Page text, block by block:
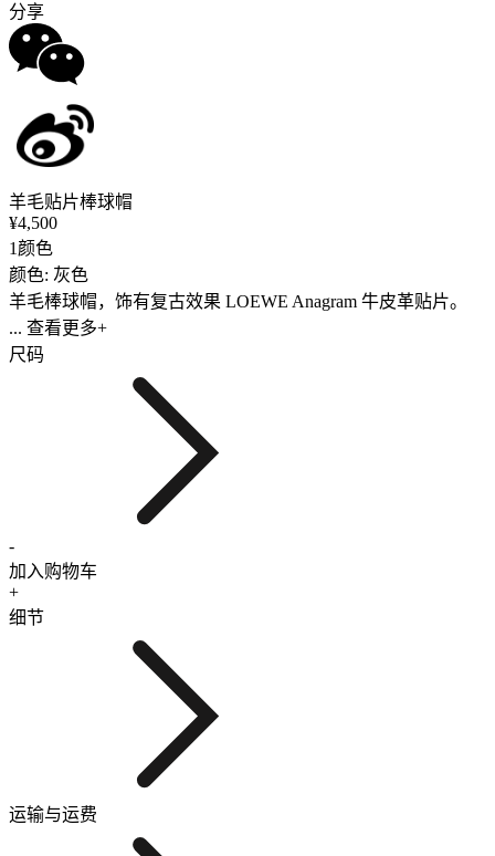
分享
羊毛贴片棒球帽
¥4,500
1颜色
颜色: 灰色
羊毛棒球帽，饰有复古效果 LOEWE Anagram 牛皮革贴片。
... 查看更多+
尺码
-
加入购物车
+
细节
运输与运费